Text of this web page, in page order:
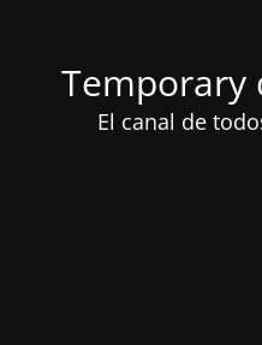
Temporary
El canal de